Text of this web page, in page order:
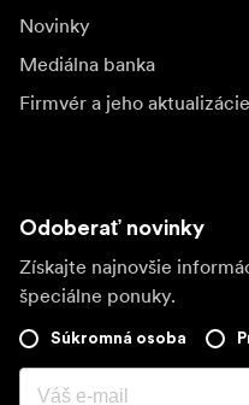
Novinky
Mediálna banka
Firmvér a jeho aktualizácie
Odoberať novinky
Získajte najnovšie
špeciálne ponuky.
Súkromná osoba